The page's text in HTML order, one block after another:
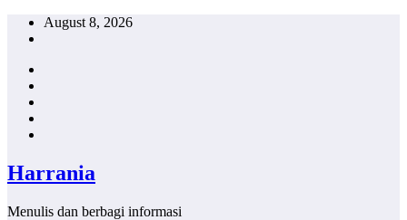
Skip
August 8, 2026
Harrania
Menulis dan berbagi informasi